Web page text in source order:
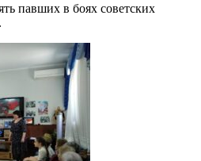
павших в боях советских